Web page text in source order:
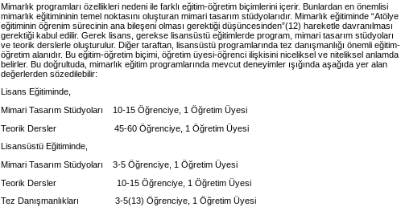
Mimarlık programları özellikleri nedeni ile farklı eğitim-öğretim biçimlerini içerir. Bunlardan en önemlisi
mimarlık eğitimininin temel noktasını oluşturan mimari tasarım stüdyolarıdır. Mimarlık eğitiminde “Atölye
eğitiminin öğrenim sürecinin ana bileşeni olması gerektiği düşüncesinden”(12) hareketle davranılması
gerektiği kabul edilir. Gerek lisans, gerekse lisansüstü eğitimlerde program, mimari tasarım stüdyoları
ve teorik derslerle oluşturulur. Diğer taraftan, lisansüstü programlarında tez danışmanlığı önemli eğitim-
öğretim alanıdır. Bu eğitim-öğretim biçimi, öğretim üyesi-öğrenci ilişkisini niceliksel ve niteliksel anlamda
belirler. Bu doğrultuda, mimarlık eğitim programlarında mevcut deneyimler ışığında aşağıda yer alan
değerlerden sözedilebilir:
Lisans Eğitiminde,
Mimari Tasarım Stüdyoları 10-15 Öğrenciye, 1 Öğretim Üyesi
Teorik Dersler 45-60 Öğrenciye, 1 Öğretim Üyesi
Lisansüstü Eğitiminde,
Mimari Tasarım Stüdyoları 3-5 Öğrenciye, 1 Öğretim Üyesi
Teorik Dersler 10-15 Öğrenciye, 1 Öğretim Üyesi
Tez Danışmanlıkları 3-5(13) Öğrenciye, 1 Öğretim Üyesi